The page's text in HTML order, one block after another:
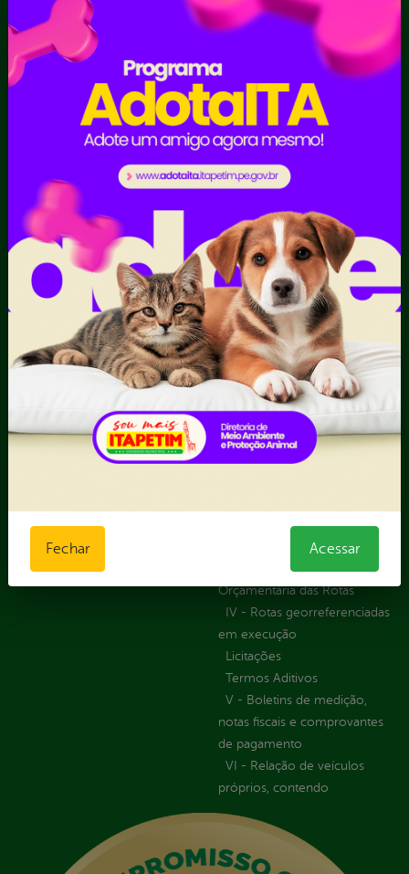
parlamentares
Estrutura
Organizacional
Inicio
LGPD e Governo
Licitações e
Obras Públicas
Planejamento e
Prestação de Contas
Recursos Humanos
Solicitar um
Ouvidoria
Acompanhar uma
Manifestação
Atendimento via WhatsApp
Competências da Ouvidoria
Dúvidas? Acesse o FAQ
Fazer uma Manifestação
Portal Transporte
Escolar
Contratos
Contratos Administrativos
Despesas
I - Anexo I - Ficha de
Registro de Fornecedor -
Registro de Fornecedor -
III - Anexo III - Planilha
Orçamentária das Rotas
IV - Rotas georreferenciadas
em execução
Licitações
Termos Aditivos
V - Boletins de medição,
notas fiscais e comprovantes
de pagamento
VI - Relação de veículos
próprios, contendo
Fechar Acessar